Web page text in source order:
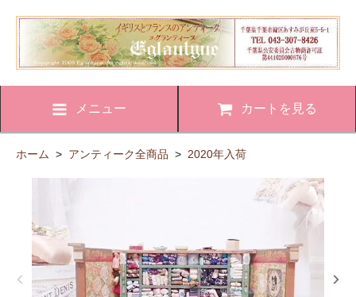
メニュー カートを見る
ホーム > アンティーク全商品 > 2020年入荷